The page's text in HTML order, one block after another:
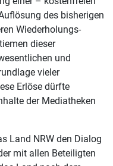
des bisherigen
Wiederholungs­
dieser
und
vieler
Erlöse dürfte
der Media­theken
Land NRW den Dialog
mit allen Beteiligten